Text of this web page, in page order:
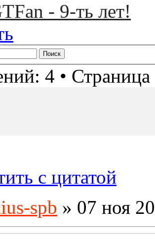
- 9-ть лет!
4 • Страница
с цитатой
spb » 07 ноя